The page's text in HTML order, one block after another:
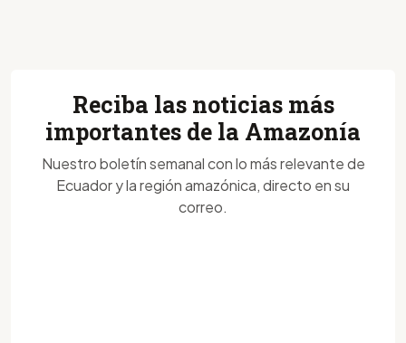
Reciba las noticias más
importantes de la Amazonía
Nuestro boletín semanal con lo más relevante de
Ecuador y la región amazónica, directo en su
correo.